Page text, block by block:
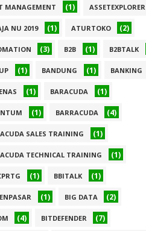
MANAGEMENT (1) ASSETEXPLORER
NU 2019 (1) ATURTOKO (2)
(3) B2B (1) B2BTALK
(1) BANDUNG (1) BANKING
(1) BARACUDA (1)
(1) BARRACUDA (4)
SALES TRAINING (1)
TECHNICAL TRAINING (1)
(1) BBITALK (1)
(1) BIG DATA (2)
(4) BITDEFENDER (7)